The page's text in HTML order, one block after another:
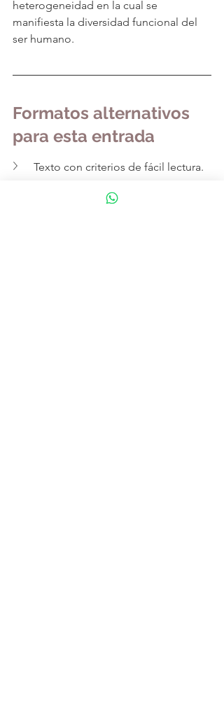
heterogeneidad en la cual se
manifiesta la diversidad funcional del
ser humano.
Formatos alternativos
para esta entrada
Texto con criterios de fácil lectura.